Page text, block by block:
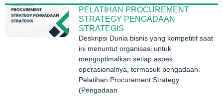
PELATIHAN PROCUREMENT
STRATEGY PENGADAAN
STRATEGIS
Deskripsi Dunia bisnis yang kompetitif saat
ini menuntut organisasi untuk
mengoptimalkan setiap aspek
operasionalnya, termasuk pengadaan.
Pelatihan Procurement Strategy
(Pengadaan